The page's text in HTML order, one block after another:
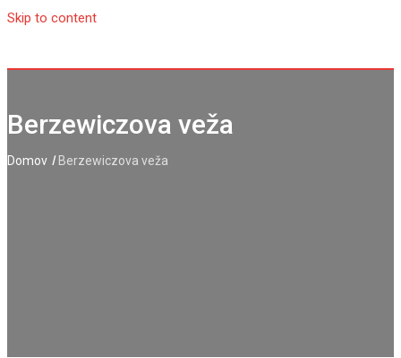
Skip to content
Berzewiczova veža
Domov I Berzewiczova veža